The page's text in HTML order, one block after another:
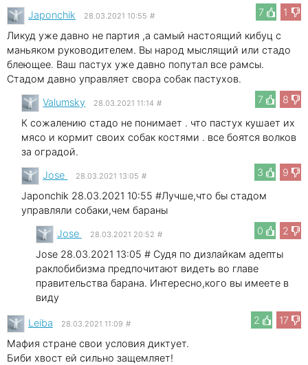
7
1
Japonchik 28.03.2021 10:55 #
Ликуд уже давно не партия ,а самый настоящий кибуц с
маньяком руководителем. Вы народ мыслящий или стадо
блеющее. Ваш пастух уже давно попутал все рамсы.
Стадом давно управляет свора собак пастухов.
7
8
Valumsky 28.03.2021 11:14 #
К сожалению стадо не понимает . что пастух кушает их
мясо и кормит своих собак костями . все боятся волков
за оградой.
3
9
Jose 28.03.2021 13:05 #
Japonchik 28.03.2021 10:55 #Лучше,что бы стадом
управляли собаки,чем бараны
0
2
Jose 28.03.2021 20:52 #
Jose 28.03.2021 13:05 # Судя по дизлайкам адепты
раклобибизма предпочитают видеть во главе
правительства барана. Интересно,кого вы имеете в
виду
2
17
Leibа 28.03.2021 11:09 #
Мафия стране свои условия диктует.
Биби хвост ей сильно защемляет!